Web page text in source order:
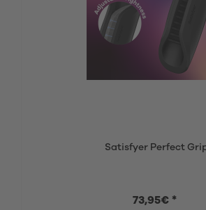
Satisfyer Perfect
73,95€ *